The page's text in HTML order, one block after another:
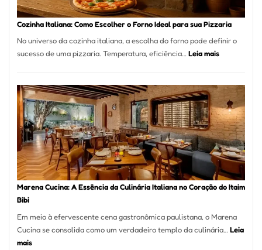
Este
Portal
Resolver
Isso
Cozinha Italiana: Como Escolher o Forno Ideal para sua Pizzaria
No universo da cozinha italiana, a escolha do forno pode definir o
sucesso de uma pizzaria. Temperatura, eficiência…Leia mais:
Como
Escolher
o
Forno
Ideal
para
sua
Pizzaria
Marena Cucina: A Essência da Culinária Italiana no Coração do Itaim
Bibi
Em meio à efervescente cena gastronômica paulistana, o Marena
Cucina se consolida como um verdadeiro templo da culinária… Leia
mais: